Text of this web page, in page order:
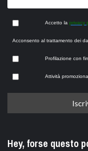
Accetto la privacy
Acconsento al trattamento dei
Profilazione con
Attività
Hey, forse questo